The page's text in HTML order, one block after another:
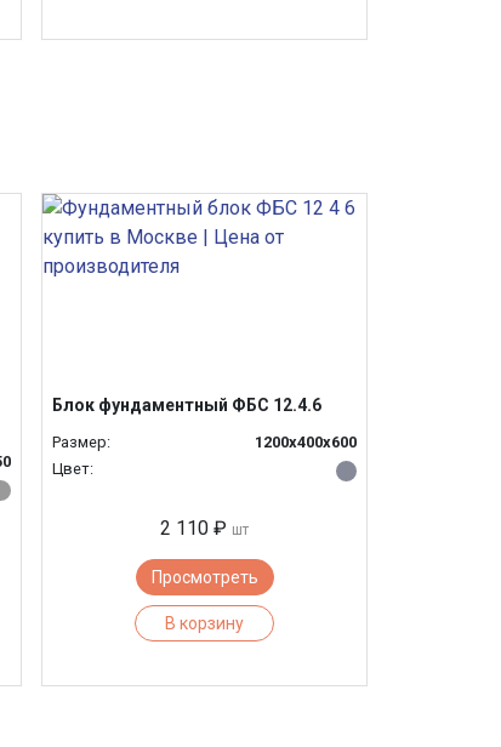
Блок фундаментный ФБС 12.4.6
Размер:
1200x400x600
Цвет:
2 110 ₽ шт
Просмотреть
В корзину